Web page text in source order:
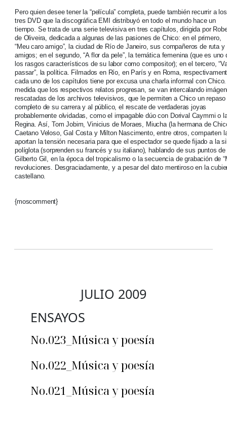
Pero quien desee tener la “película” completa, puede también recurrir a los
tres DVD que la discográfica EMI distribuyó en todo el mundo hace un
tiempo. Se trata de una serie televisiva en tres capítulos, dirigida por
de Oliveira, dedicada a algunas de las pasiones de Chico: en el primero,
“Meu caro amigo”, la ciudad de Río de Janeiro, sus compañeros de ruta y
amigos; en el segundo, “A flor da pele”, la temática femenina (que es uno
los rasgos característicos de su labor como compositor); en el tercero,
passar”, la política. Filmados en Río, en París y en Roma,
cada uno de los capítulos tiene por excusa una charla informal con Chico.
medida que los respectivos relatos progresan, se van intercalando
rescatadas de los archivos televisivos, que le permiten a Chico un repaso
completo de su carrera y al público, el rescate de verdaderas joyas
probablemente olvidadas, como el impagable dúo con Dorival Caymmi o
Regina. Así, Tom Jobim, Vinicius de Moraes, Miucha (la hermana de
Caetano Veloso, Gal Costa y Milton Nascimento, entre otros, comparten
aportan la tensión necesaria para que el espectador se quede fijado a la
políglota (sorprenden su francés y su italiano), hablando de sus puntos
Gilberto Gil, en la época del tropicalismo o la secuencia de grabación de
revoluciones. Desgraciadamente, y a pesar del dato mentiroso en la
castellano.
{moscomment}
JULIO 2009
ENSAYOS
No.023_Música y poesía
No.022_Música y poesía
No.021_Música y poesía